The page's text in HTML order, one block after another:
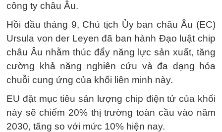
công ty châu Âu.
Hồi đầu tháng 9, Chủ tịch Ủy ban châu Âu (EC)
Ursula von der Leyen đã ban hành Đạo luật chip
châu Âu nhằm thúc đẩy năng lực sản xuất, tăng
cường khả năng nghiên cứu và đa dạng hóa
chuỗi cung ứng của khối liên minh này.
EU đặt mục tiêu sản lượng chip điện tử của khối
này sẽ chiếm 20% thị trường toàn cầu vào năm
2030, tăng so với mức 10% hiện nay.